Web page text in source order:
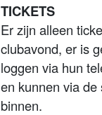
TICKETS
Er zijn alleen
clubavond, er is
loggen via hun
en kunnen via
binnen.